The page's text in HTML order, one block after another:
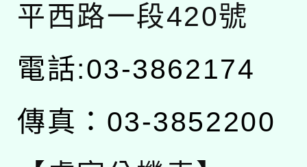
平西路一段420號
電話:03-3862174
傳真：03-3852200